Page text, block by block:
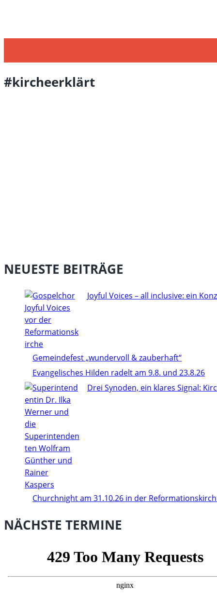
#kircheerklärt
NEUESTE BEITRÄGE
Joyful Voices – all inclusive: ein
Gemeindefest „wundervoll & zauberhaft“
Evangelisches Hilden radelt am 9.8. und 23.8.26
Drei Synoden, ein klares Signal:
Churchnight am 31.10.26 in der
NÄCHSTE TERMINE